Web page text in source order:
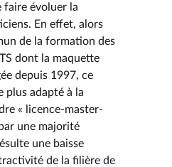
faire évoluer la
En effet, alors
de la formation des
dont la maquette
depuis 1997, ce
plus adapté à la
« licence-master-
une majorité
une baisse
de la filière de